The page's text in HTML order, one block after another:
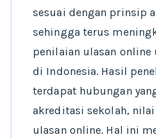
sesuai dengan prinsip
sehingga terus
penilaian ulasan
di Indonesia. Hasil
terdapat hubungan
akreditasi sekolah,
ulasan online. Hal ini